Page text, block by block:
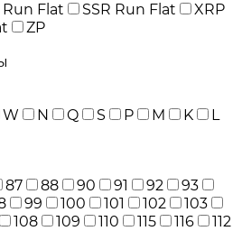
Run Flat SSR Run Flat
XRP
ZP
W N Q S P M K
L
87 88 90 91 92
93
99 100 101 102
103
108 109 110 115 116
112